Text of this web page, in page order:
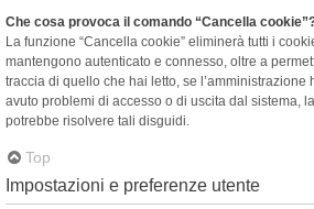
Che cosa provoca il comando “Cancella
La funzione “Cancella cookie” eliminerà tutti i
mantengono autenticato e connesso, oltre a
traccia di quello che hai letto, se l’amministrazione
avuto problemi di accesso o di uscita dal sistema,
potrebbe risolvere tali disguidi.
Top
Impostazioni e preferenze utente